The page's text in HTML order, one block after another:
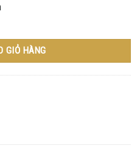
Lụa Kim Tuyến Nguyên Khổ số lượng
GIỎ HÀNG